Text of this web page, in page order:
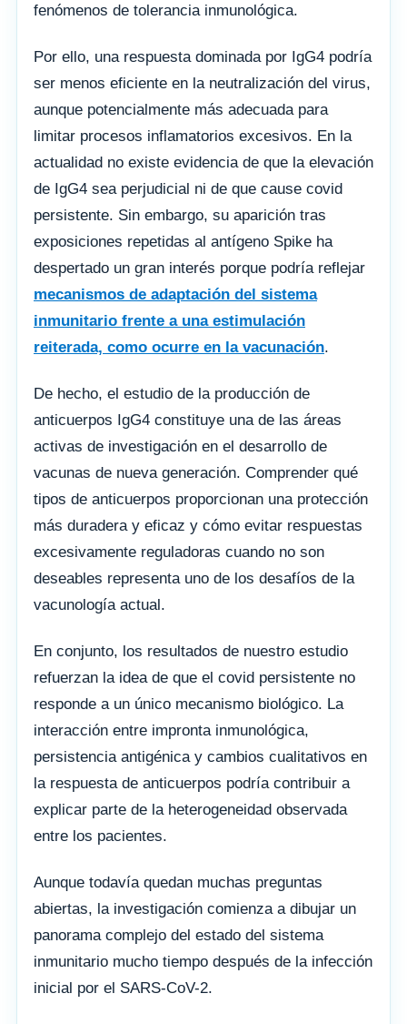
fenómenos de tolerancia inmunológica.
Por ello, una respuesta dominada por IgG4 podría
ser menos eficiente en la neutralización del virus,
aunque potencialmente más adecuada para
limitar procesos inflamatorios excesivos. En la
actualidad no existe evidencia de que la elevación
de IgG4 sea perjudicial ni de que cause covid
persistente. Sin embargo, su aparición tras
exposiciones repetidas al antígeno Spike ha
despertado un gran interés porque podría reflejar
mecanismos de adaptación del sistema
inmunitario frente a una estimulación
reiterada, como ocurre en la vacunación.
De hecho, el estudio de la producción de
anticuerpos IgG4 constituye una de las áreas
activas de investigación en el desarrollo de
vacunas de nueva generación. Comprender qué
tipos de anticuerpos proporcionan una protección
más duradera y eficaz y cómo evitar respuestas
excesivamente reguladoras cuando no son
deseables representa uno de los desafíos de la
vacunología actual.
En conjunto, los resultados de nuestro estudio
refuerzan la idea de que el covid persistente no
responde a un único mecanismo biológico. La
interacción entre impronta inmunológica,
persistencia antigénica y cambios cualitativos en
la respuesta de anticuerpos podría contribuir a
explicar parte de la heterogeneidad observada
entre los pacientes.
Aunque todavía quedan muchas preguntas
abiertas, la investigación comienza a dibujar un
panorama complejo del estado del sistema
inmunitario mucho tiempo después de la infección
inicial por el SARS-CoV-2.